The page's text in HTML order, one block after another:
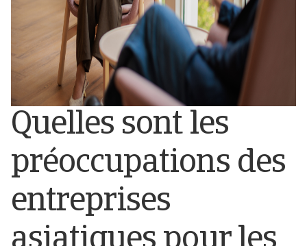
Quelles sont les
préoccupations des
entreprises